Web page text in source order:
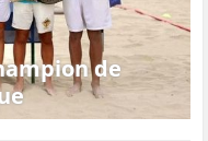
de